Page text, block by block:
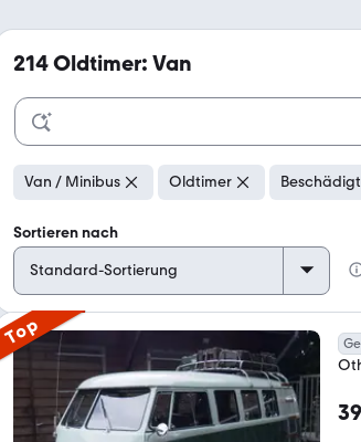
214Oldtimer: Van
Van / Minibus Oldtimer
Sortieren nach
Top